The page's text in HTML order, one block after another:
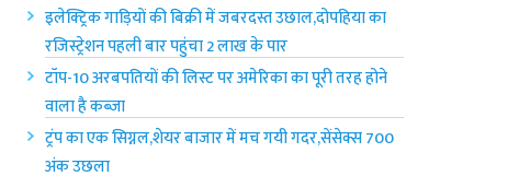
इलेक्ट्रिक गाड़ियों की बिक्री में जबरदस्त उछाल,दोपहिया का
रजिस्ट्रेशन पहली बार पहुंचा 2 लाख के पार
टॉप-10 अरबपतियों की लिस्ट पर अमेरिका‌ का पूरी तरह होने
वाला है कब्जा
ट्रंप का एक सिग्नल,शेयर बाजार में मच गयी गदर,सेंसेक्स 700
अंक उछला